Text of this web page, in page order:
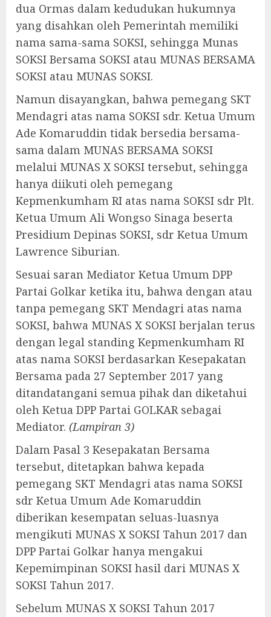
dua Ormas dalam kedudukan hukumnya
yang disahkan oleh Pemerintah memiliki
nama sama-sama SOKSI, sehingga Munas
SOKSI Bersama SOKSI atau MUNAS BERSAMA
SOKSI atau MUNAS SOKSI.
Namun disayangkan, bahwa pemegang SKT
Mendagri atas nama SOKSI sdr. Ketua Umum
Ade Komaruddin tidak bersedia bersama-
sama dalam MUNAS BERSAMA SOKSI
melalui MUNAS X SOKSI tersebut, sehingga
hanya diikuti oleh pemegang
Kepmenkumham RI atas nama SOKSI sdr Plt.
Ketua Umum Ali Wongso Sinaga beserta
Presidium Depinas SOKSI, sdr Ketua Umum
Lawrence Siburian.
Sesuai saran Mediator Ketua Umum DPP
Partai Golkar ketika itu, bahwa dengan atau
tanpa pemegang SKT Mendagri atas nama
SOKSI, bahwa MUNAS X SOKSI berjalan terus
dengan legal standing Kepmenkumham RI
atas nama SOKSI berdasarkan Kesepakatan
Bersama pada 27 September 2017 yang
ditandatangani semua pihak dan diketahui
oleh Ketua DPP Partai GOLKAR sebagai
Mediator. (Lampiran 3)
Dalam Pasal 3 Kesepakatan Bersama
tersebut, ditetapkan bahwa kepada
pemegang SKT Mendagri atas nama SOKSI
sdr Ketua Umum Ade Komaruddin
diberikan kesempatan seluas-luasnya
mengikuti MUNAS X SOKSI Tahun 2017 dan
DPP Partai Golkar hanya mengakui
Kepemimpinan SOKSI hasil dari MUNAS X
SOKSI Tahun 2017.
Sebelum MUNAS X SOKSI Tahun 2017